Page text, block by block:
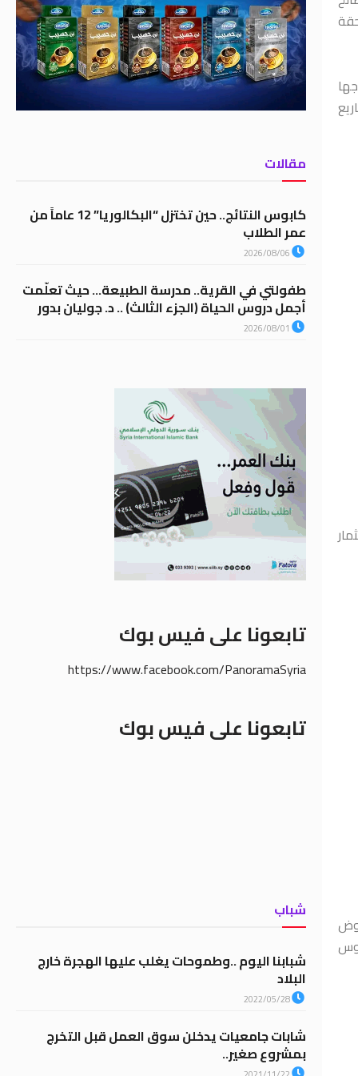
مقالات
كابوس النتائج.. حين تختزل “البكالوريا” 12 عاماً من
عمر الطلاب
2026/08/06
طفولتي في القرية.. مدرسة الطبيعة… حيث تعلّمت
أجمل دروس الحياة (الجزء الثالث) .. د. جوليان بدور
2026/08/01
تابعونا على فيس بوك
https://www.facebook.com/PanoramaSyria
تابعونا على فيس بوك
شباب
شبابنا اليوم ..وطموحات يغلب عليها الهجرة خارج
البلاد
2022/05/28
شابات جامعيات يدخلن سوق العمل قبل التخرج
بمشروع صغير..